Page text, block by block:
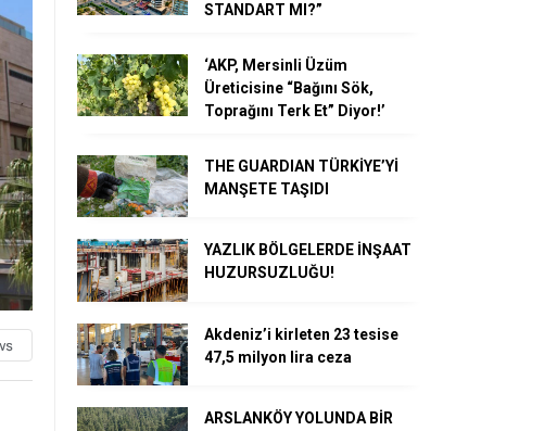
STANDART MI?”
‘AKP, Mersinli Üzüm
Üreticisine “Bağını Sök,
Toprağını Terk Et” Diyor!’
THE GUARDIAN TÜRKİYE’Yİ
MANŞETE TAŞIDI
YAZLIK BÖLGELERDE İNŞAAT
HUZURSUZLUĞU!
Akdeniz’i kirleten 23 tesise
47,5 milyon lira ceza
ARSLANKÖY YOLUNDA BİR